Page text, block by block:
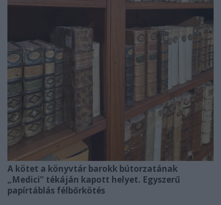
A kötet a könyvtár barokk bútorzatának
„Medici” tékáján kapott helyet. Egyszerű
papírtáblás félbőrkötés